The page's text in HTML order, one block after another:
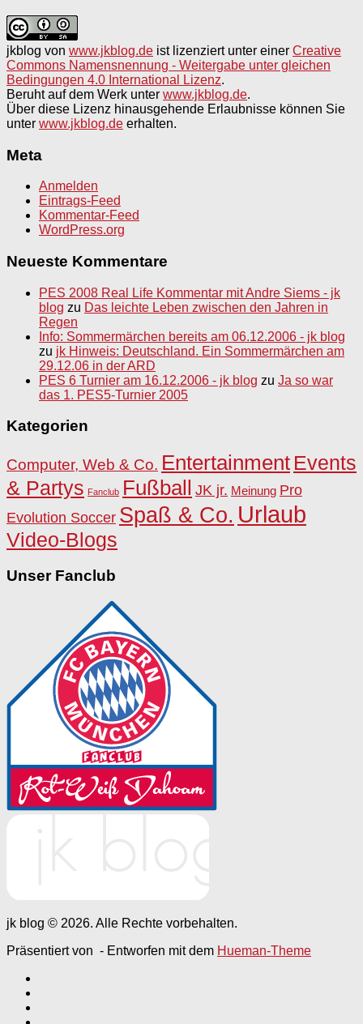
jkblog von www.jkblog.de ist lizenziert unter einer Creative
Commons Namensnennung - Weitergabe unter gleichen
Bedingungen 4.0 International Lizenz.
Beruht auf dem Werk unter www.jkblog.de.
Über diese Lizenz hinausgehende Erlaubnisse können Sie
unter www.jkblog.de erhalten.
Meta
Anmelden
Eintrags-Feed
Kommentar-Feed
WordPress.org
Neueste Kommentare
PES 2008 Real Life Kommentar mit Andre Siems - jk
blog zu Das leichte Leben zwischen den Jahren in
Regen
Info: Sommermärchen bereits am 06.12.2006 - jk blog
zu jk Hinweis: Deutschland. Ein Sommermärchen am
29.12.06 in der ARD
PES 6 Turnier am 16.12.2006 - jk blog zu Ja so war
das 1. PES5-Turnier 2005
Kategorien
Computer, Web & Co. Entertainment Events
& Partys Fanclub Fußball JK jr. Meinung Pro
Evolution Soccer Spaß & Co. Urlaub
Video-Blogs
Unser Fanclub
jk blog © 2026. Alle Rechte vorbehalten.
Präsentiert von - Entworfen mit dem Hueman-Theme